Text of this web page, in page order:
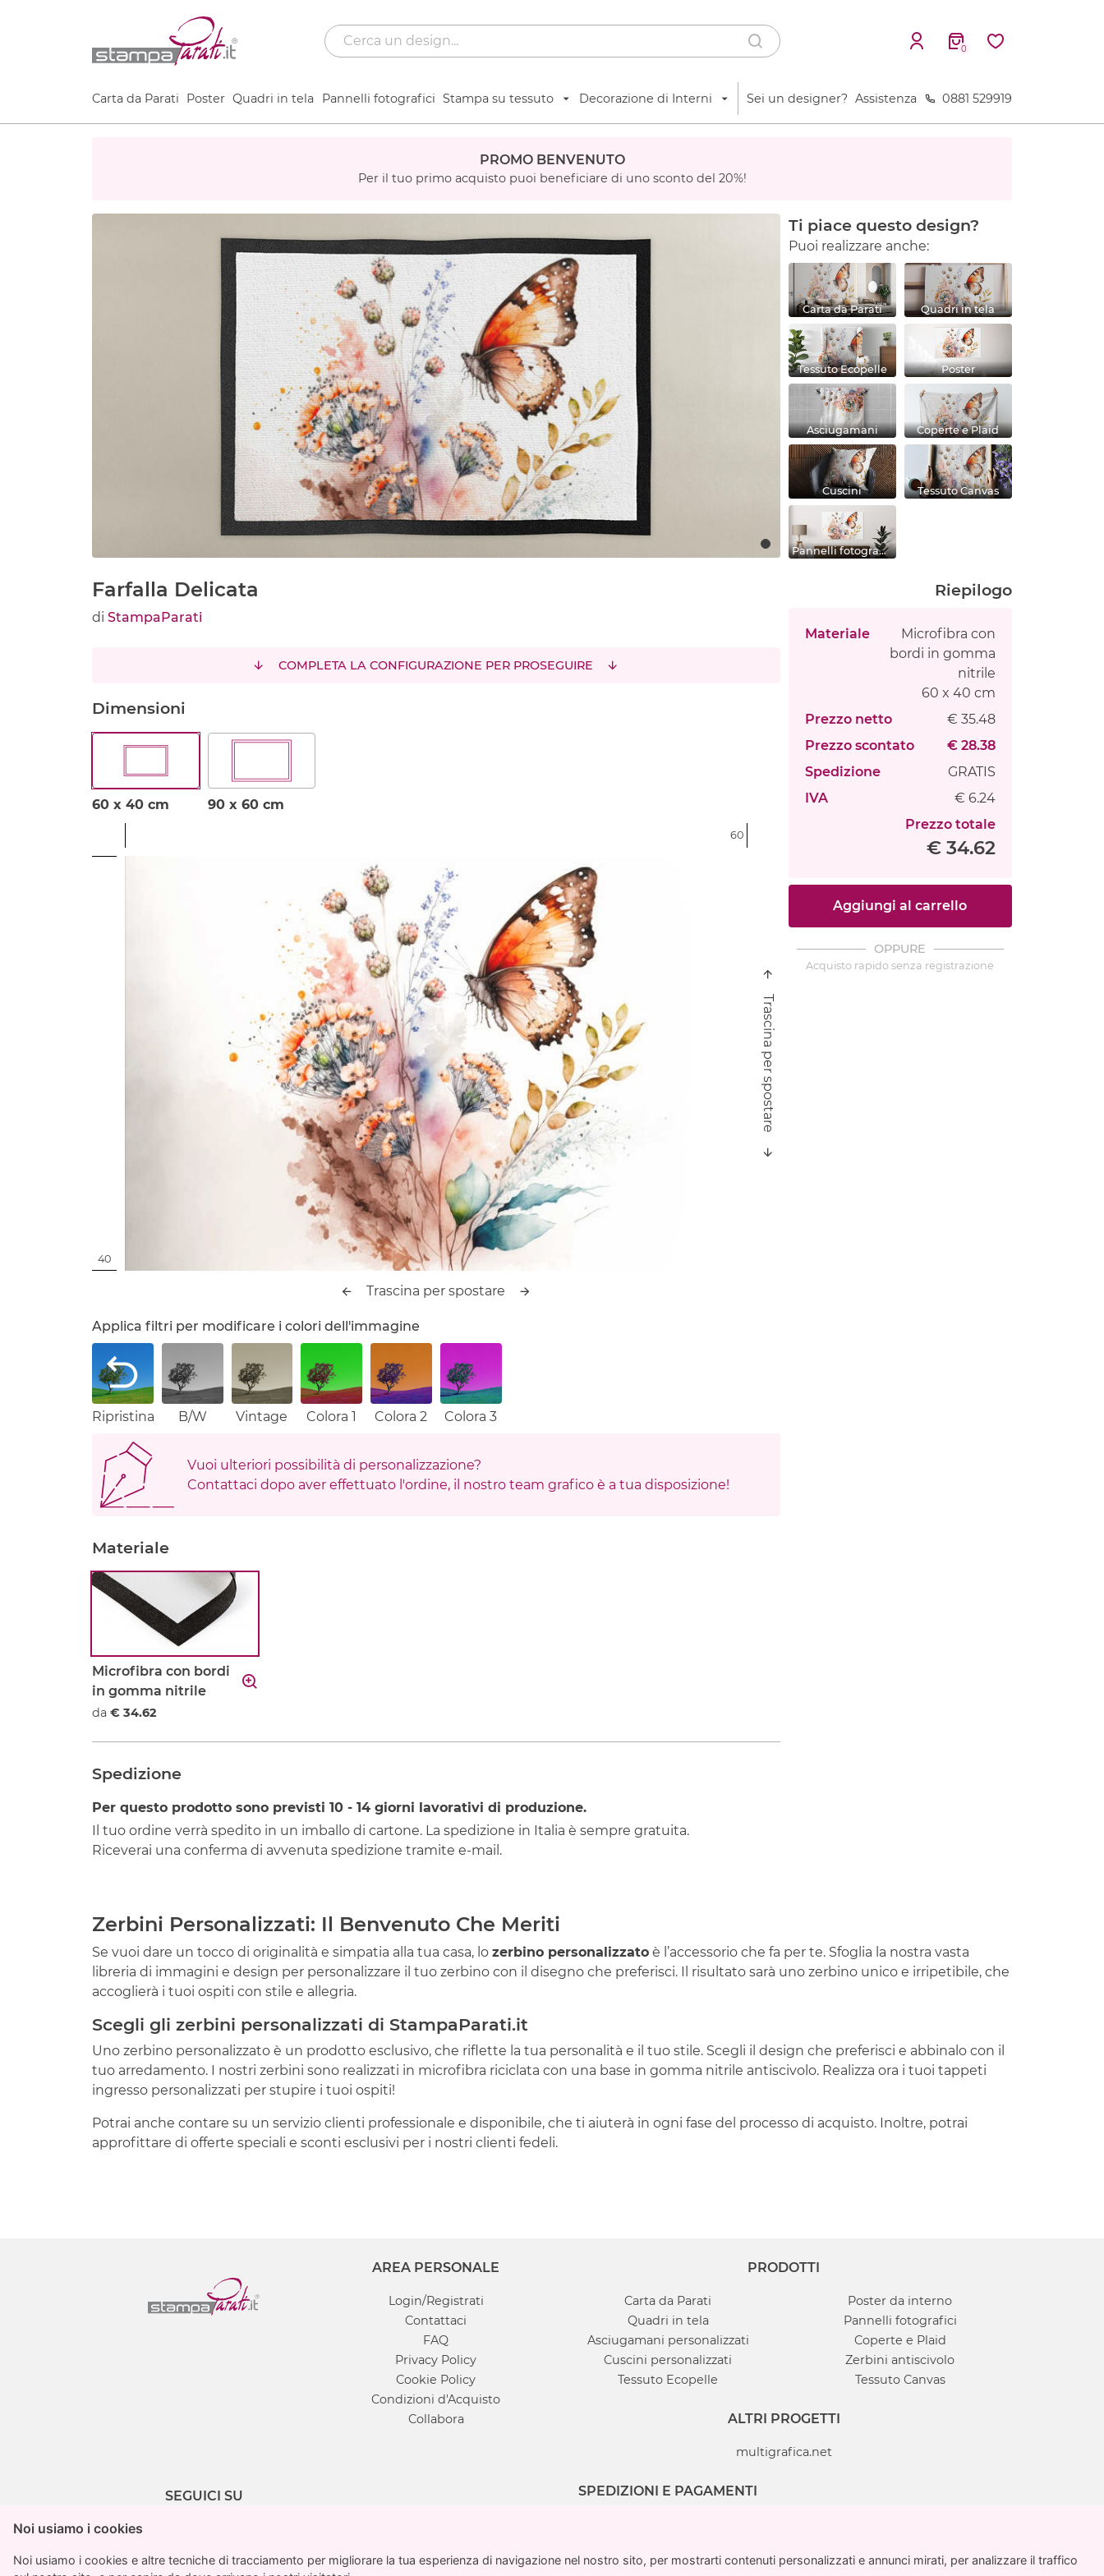
Noi usiamo i cookies
Noi usiamo i cookies e altre tecniche di tracciamento per migliorare la tua esperienza di navigazione nel nostro sito, per mostrarti contenuti personalizzati e annunci mirati, per analizzare il traffico
Noi usiamo i cookies
Noi usiamo i cookies e altre tecniche di tracciamento per migliorare la tua esperienza di navigazione nel nostro sito, per mostrarti contenuti personalizzati e annunci mirati, per analizzare il traffico
0
Carta da Parati Poster Quadri in tela Pannelli fotografici Stampa su tessuto Decorazione di Interni Sei un designer? Assistenza 0881 529919
PROMO BENVENUTO
Per il tuo primo acquisto puoi beneficiare di uno sconto del 20%!
Ti piace questo design?
Puoi realizzare anche:
Carta da Parati Quadri in tela
Tessuto Ecopelle Poster
Asciugamani Coperte e Plaid
Cuscini Tessuto Canvas
Pannelli fotografici
Farfalla Delicata
di StampaParati
COMPLETA LA CONFIGURAZIONE PER PROSEGUIRE
Dimensioni
60 x 40 cm 90 x 60 cm
60
40
Trascina per spostare
Trascina per spostare
Applica filtri per modificare i colori dell'immagine
Ripristina B/W Vintage Colora 1 Colora 2 Colora 3
Vuoi ulteriori possibilità di personalizzazione?
Contattaci dopo aver effettuato l'ordine, il nostro team grafico è a tua disposizione!
Materiale
Microfibra con bordi
in gomma nitrile
da € 34.62
Spedizione
Per questo prodotto sono previsti 10 - 14 giorni lavorativi di produzione.
Il tuo ordine verrà spedito in un imballo di cartone. La spedizione in Italia è sempre gratuita.
Riceverai una conferma di avvenuta spedizione tramite e-mail.
Riepilogo
Materiale
Microfibra con
bordi in gomma
nitrile
60 x 40 cm
Prezzo netto
€ 35.48
Prezzo scontato
€ 28.38
Spedizione
GRATIS
IVA
€ 6.24
Prezzo totale
€ 34.62
Aggiungi al carrello
OPPURE
Acquisto rapido senza registrazione
Zerbini Personalizzati: Il Benvenuto Che Meriti
Se vuoi dare un tocco di originalità e simpatia alla tua casa, lo zerbino personalizzato è l’accessorio che fa per te. Sfoglia la nostra vasta
libreria di immagini e design per personalizzare il tuo zerbino con il disegno che preferisci. Il risultato sarà uno zerbino unico e irripetibile, che
accoglierà i tuoi ospiti con stile e allegria.
Scegli gli zerbini personalizzati di StampaParati.it
Uno zerbino personalizzato è un prodotto esclusivo, che riflette la tua personalità e il tuo stile. Scegli il design che preferisci e abbinalo con il
tuo arredamento. I nostri zerbini sono realizzati in microfibra riciclata con una base in gomma nitrile antiscivolo. Realizza ora i tuoi tappeti
ingresso personalizzati per stupire i tuoi ospiti!
Potrai anche contare su un servizio clienti professionale e disponibile, che ti aiuterà in ogni fase del processo di acquisto. Inoltre, potrai
approfittare di offerte speciali e sconti esclusivi per i nostri clienti fedeli.
SEGUICI SU
AREA PERSONALE
Login/Registrati
Contattaci
FAQ
Privacy Policy
Cookie Policy
Condizioni d'Acquisto
Collabora
PRODOTTI
Carta da Parati
Poster da interno
Quadri in tela
Pannelli fotografici
Asciugamani personalizzati
Coperte e Plaid
Cuscini personalizzati
Zerbini antiscivolo
Tessuto Ecopelle
Tessuto Canvas
ALTRI PROGETTI
multigrafica.net
SPEDIZIONI E PAGAMENTI